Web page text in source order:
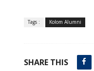
Tags : Kolom Alumni
SHARE THIS